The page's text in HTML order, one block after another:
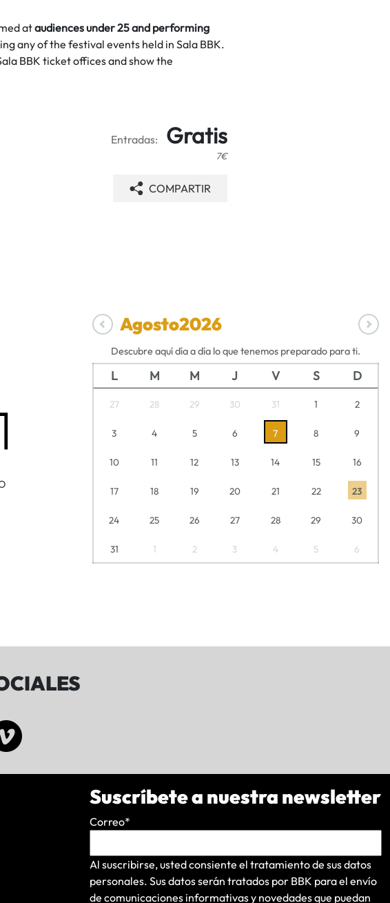
ataudiences under 25 and performing
any of the festival events held in Sala BBK.
BBK ticket offices and show the
Entradas: Gratis
7€
COMPARTIR
Agosto2026
Descubre aquí día a día lo que tenemos preparado para ti.
L M M J V S D
27 28 29 30 31 1 2
3 4 5 6 7 8 9
10 11 12 13 14 15 16
17 18 19 20 21 22 23
24 25 26 27 28 29 30
31 1 2 3 4 5 6
Suscríbete a nuestra newsletter
Correo*
Al suscribirse, usted consiente el tratamiento de sus datos
personales. Sus datos serán tratados por BBK para el envío
de comunicaciones informativas y novedades que puedan